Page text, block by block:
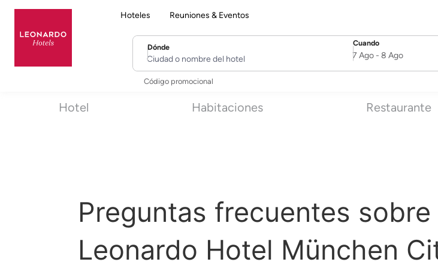
Hoteles Reuniones & Eventos
Dónde
Ciudad o nombre del hotel
Cuando
SelectDate
7 Ago- 8 Ago
Código promocional
Hotel Habitaciones Restaurante
Preguntas frecuentes sobre
Leonardo Hotel München